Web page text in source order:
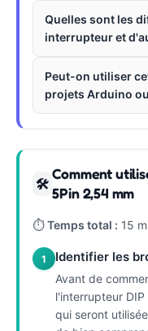
Quelles sont les
interrupteur et
Peut-on utiliser
projets Arduino ou
🛠
Comment
5Pin 2,54 mm
⏱Temps total : 15
1 Identifier les
Avant de
l'interrupteur
qui seront